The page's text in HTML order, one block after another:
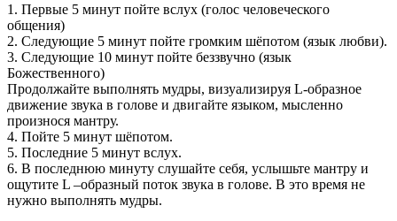
1. Первые 5 минут пойте вслух (голос человеческого
общения)
2. Следующие 5 минут пойте громким шёпотом (язык любви).
3. Следующие 10 минут пойте беззвучно (язык
Божественного)
Продолжайте выполнять мудры, визуализируя L-образное
движение звука в голове и двигайте языком, мысленно
произнося мантру.
4. Пойте 5 минут шёпотом.
5. Последние 5 минут вслух.
6. В последнюю минуту слушайте себя, услышьте мантру и
ощутите L –образный поток звука в голове. В это время не
нужно выполнять мудры.